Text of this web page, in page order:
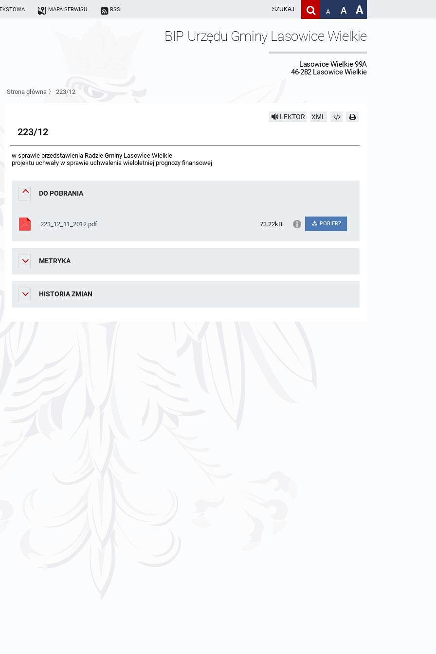
MAPA SERWISU RSS A A A
BIP Urzędu Gminy Lasowice Wielkie
Lasowice Wielkie 99A
46-282 Lasowice Wielkie
Strona główna 〉 223/12
LEKTOR XML
223/12
w sprawie przedstawienia Radzie Gminy Lasowice Wielkie
projektu uchwały w sprawie uchwalenia wieloletniej prognozy finansowej
DO POBRANIA
223_12_11_2012.pdf 73.22kB POBIERZ
METRYKA
HISTORIA ZMIAN